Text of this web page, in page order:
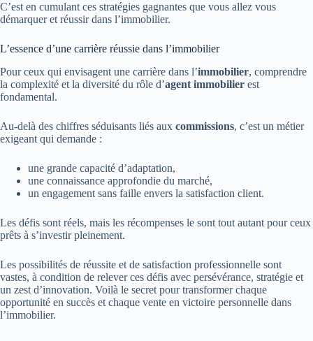
C’est en cumulant ces stratégies gagnantes que vous allez vous
démarquer et réussir dans l’immobilier.
L’essence d’une carrière réussie dans l’immobilier
Pour ceux qui envisagent une carrière dans l’immobilier, comprendre
la complexité et la diversité du rôle d’agent immobilier est
fondamental.
Au-delà des chiffres séduisants liés aux commissions, c’est un métier
exigeant qui demande :
une grande capacité d’adaptation,
une connaissance approfondie du marché,
un engagement sans faille envers la satisfaction client.
Les défis sont réels, mais les récompenses le sont tout autant pour ceux
prêts à s’investir pleinement.
Les possibilités de réussite et de satisfaction professionnelle sont
vastes, à condition de relever ces défis avec persévérance, stratégie et
un zest d’innovation. Voilà le secret pour transformer chaque
opportunité en succès et chaque vente en victoire personnelle dans
l’immobilier.